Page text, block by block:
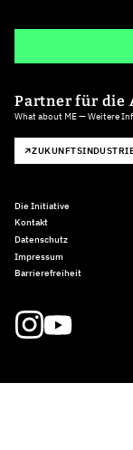
Partner für die
What about ME — Weitere
Die Initiative
Kontakt
Datenschutz
Impressum
Barrierefreiheit